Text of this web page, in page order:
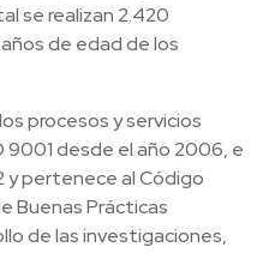
se realizan 2.420
de edad de los
procesos y servicios
desde el año 2006, e
y pertenece al Código
Buenas Prácticas
de las investigaciones,